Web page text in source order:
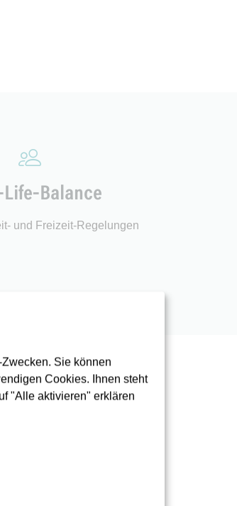
Balance
und Freizeit-Regelungen
Sie können
Cookies. Ihnen steht
"Alle aktivieren" erklären